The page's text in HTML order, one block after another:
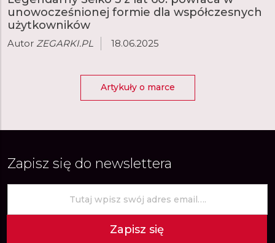
unowocześnionej formie dla współczesnych
użytkowników
Autor ZEGARKI.PL 18.06.2025
Artykuły o marce
Zapisz się do newslettera
Zapisz się